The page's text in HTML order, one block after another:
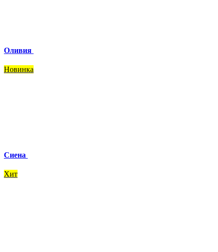
Оливия
Новинка
Сиена
Хит